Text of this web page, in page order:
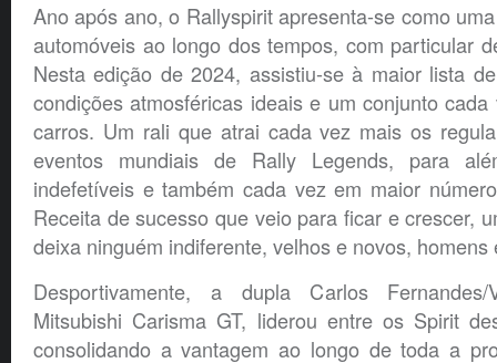
Ano após ano, o Rallyspirit apresenta-se como
automóveis ao longo dos tempos, com particular
Nesta edição de 2024, assistiu-se à maior lista
condições atmosféricas ideais e um conjunto
carros. Um rali que atrai cada vez mais os
eventos mundiais de Rally Legends, para
indefetíveis e também cada vez em maior
Receita de sucesso que veio para ficar e crescer,
deixa ninguém indiferente, velhos e novos, homens
Desportivamente, a dupla Carlos
Mitsubishi Carisma GT, liderou entre os Spirit
consolidando a vantagem ao longo de toda a